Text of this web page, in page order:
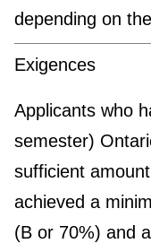
depending on
Exigences
Applicants who
semester)
sufficient
achieved a
(B or 70%) and